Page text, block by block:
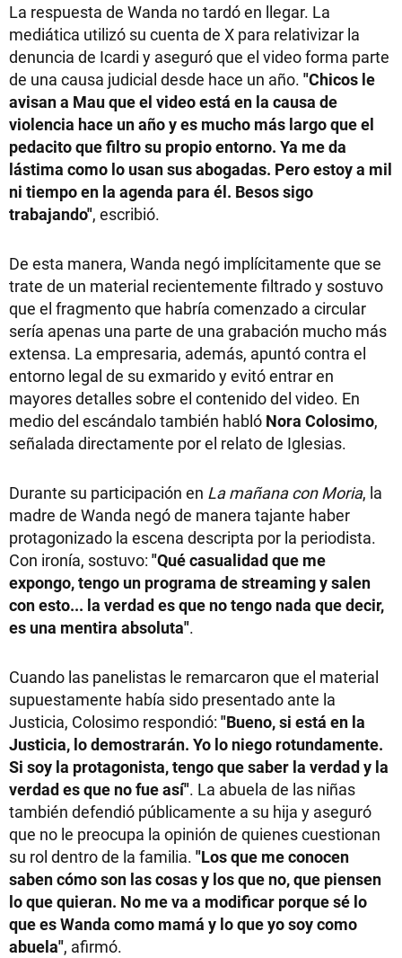
La respuesta de Wanda no tardó en llegar. La
mediática utilizó su cuenta de X para relativizar la
denuncia de Icardi y aseguró que el video forma parte
de una causa judicial desde hace un año. "Chicos le
avisan a Mau que el video está en la causa de
violencia hace un año y es mucho más largo que el
pedacito que filtro su propio entorno. Ya me da
lástima como lo usan sus abogadas. Pero estoy a mil
ni tiempo en la agenda para él. Besos sigo
trabajando", escribió.
De esta manera, Wanda negó implícitamente que se
trate de un material recientemente filtrado y sostuvo
que el fragmento que habría comenzado a circular
sería apenas una parte de una grabación mucho más
extensa. La empresaria, además, apuntó contra el
entorno legal de su exmarido y evitó entrar en
mayores detalles sobre el contenido del video. En
medio del escándalo también habló Nora Colosimo,
señalada directamente por el relato de Iglesias.
Durante su participación en La mañana con Moria, la
madre de Wanda negó de manera tajante haber
protagonizado la escena descripta por la periodista.
Con ironía, sostuvo: "Qué casualidad que me
expongo, tengo un programa de streaming y salen
con esto... la verdad es que no tengo nada que decir,
es una mentira absoluta".
Cuando las panelistas le remarcaron que el material
supuestamente había sido presentado ante la
Justicia, Colosimo respondió: "Bueno, si está en la
Justicia, lo demostrarán. Yo lo niego rotundamente.
Si soy la protagonista, tengo que saber la verdad y la
verdad es que no fue así". La abuela de las niñas
también defendió públicamente a su hija y aseguró
que no le preocupa la opinión de quienes cuestionan
su rol dentro de la familia. "Los que me conocen
saben cómo son las cosas y los que no, que piensen
lo que quieran. No me va a modificar porque sé lo
que es Wanda como mamá y lo que yo soy como
abuela", afirmó.